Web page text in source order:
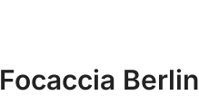
Berlin